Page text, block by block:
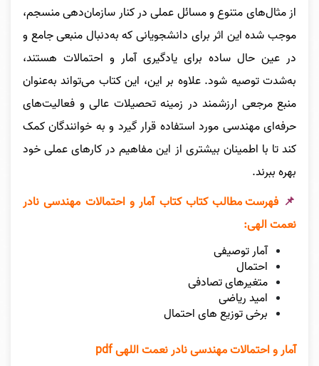
از مثال‌های متنوع و مسائل عملی در کنار سازمان‌دهی منسجم،
موجب شده این اثر برای دانشجویانی که به‌دنبال منبعی جامع و
در عین حال ساده برای یادگیری آمار و احتمالات هستند،
به‌شدت توصیه شود. علاوه بر این، این کتاب می‌تواند به‌عنوان
منبع مرجعی ارزشمند در زمینه تحصیلات عالی و فعالیت‌های
حرفه‌ای مهندسی مورد استفاده قرار گیرد و به خوانندگان کمک
کند تا با اطمینان بیشتری از این مفاهیم در کارهای عملی خود
بهره ببرند.
📌 فهرست مطالب کتاب کتاب آمار و احتمالات مهندسی نادر
نعمت الهی:
آمار توصیفی
احتمال
متغیرهای تصادفی
امید ریاضی
برخی توزیع های احتمال
آمار و احتمالات مهندسی نادر نعمت اللهی pdf